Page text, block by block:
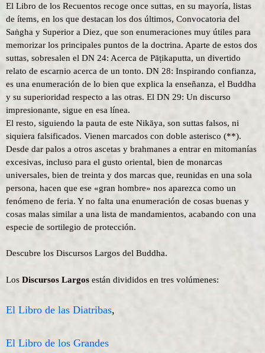
El Libro de los Recuentos recoge once suttas, en su mayoría, listas
de ítems, en los que destacan los dos últimos, Convocatoria del
Saṅgha y Superior a Diez, que son enumeraciones muy útiles para
memorizar los principales puntos de la doctrina. Aparte de estos dos
suttas, sobresalen el DN 24: Acerca de Pāṭikaputta, un divertido
relato de escarnio acerca de un tonto. DN 28: Inspirando confianza,
es una enumeración de lo bien que explica la enseñanza, el Buddha
y su superioridad respecto a las otras. El DN 29: Un discurso
impresionante, sigue en esa línea.
El resto, siguiendo la pauta de este Nikāya, son suttas falsos, ni
siquiera falsificados. Vienen marcados con doble asterisco (**).
Desde dar palos a otros ascetas y brahmanes a entrar en mitomanías
excesivas, incluso para el gusto oriental, bien de monarcas
universales, bien de treinta y dos marcas que, reunidas en una sola
persona, hacen que ese «gran hombre» nos aparezca como un
fenómeno de feria. Y no falta una enumeración de cosas buenas y
cosas malas similar a una lista de mandamientos, acabando con una
especie de sortilegio de protección.
Descubre los Discursos Largos del Buddha.
Los Discursos Largos están divididos en tres volúmenes:
El Libro de las Diatribas,
El Libro de los Grandes